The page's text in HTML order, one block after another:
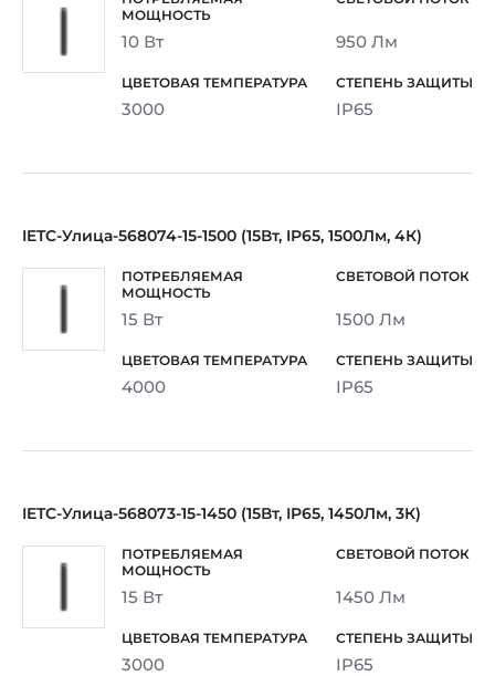
10 Вт 950 Лм
3000 IP65
IETC-Улица-568074-15-1500 (15Вт, IP65, 1500Лм, 4К)
15 Вт 1500 Лм
4000 IP65
IETC-Улица-568073-15-1450 (15Вт, IP65, 1450Лм, 3К)
15 Вт 1450 Лм
3000 IP65